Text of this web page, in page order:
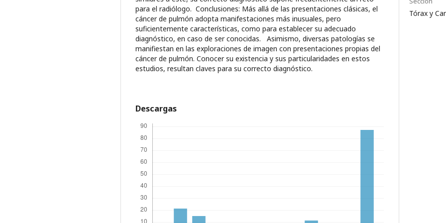
para el radiólogo. Conclusiones: Más allá de las presentaciones clásicas, el
cáncer de pulmón adopta manifestaciones más inusuales, pero
suficientemente características, como para establecer su adecuado
diagnóstico, en caso de ser conocidas. Asimismo, diversas patologías se
manifiestan en las exploraciones de imagen con presentaciones propias del
cáncer de pulmón. Conocer su existencia y sus particularidades en estos
estudios, resultan claves para su correcto diagnóstico.
Descargas
Tórax y